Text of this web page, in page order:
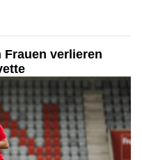
Frauen verlieren